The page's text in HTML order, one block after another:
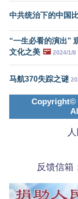
中共统治下的中国
“一生必看的演出”
文化之美 🖼️ 2024/1/8
马航370失踪之谜
Copyright©
反馈信箱